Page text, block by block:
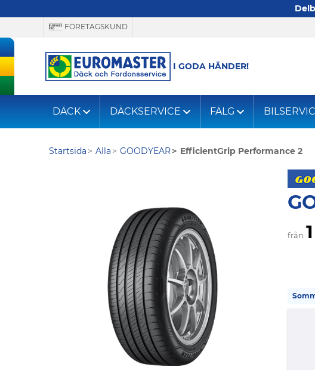
FÖRETAGSKUND
I GODA HÄNDER!
DÄCK DÄCKSERVICE FÄLG
Startsida Alla GOODYEAR EfficientGrip Performance 2
från